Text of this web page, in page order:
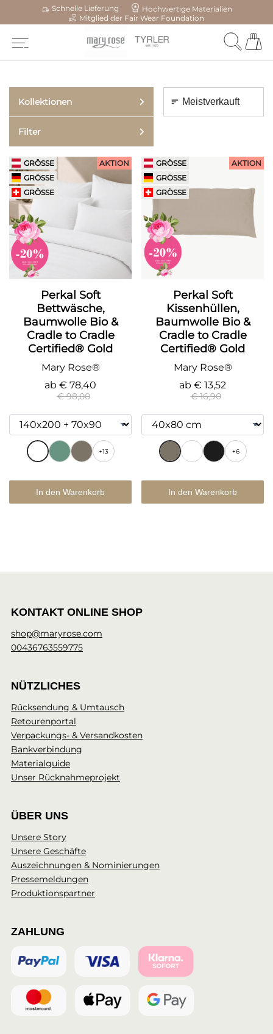
Schnelle Lieferung
Hochwertige Materialien
Mitglied der Fair Wear Foundation
Kollektionen
Filter
GRÖSSE
GRÖSSE
GRÖSSE
Perkal Soft
Bettwäsche,
Baumwolle Bio &
Cradle to Cradle
Certified® Gold
AKTION
Mary Rose®
ab € 78,40
€ 98,00
+13
In den Warenkorb
GRÖSSE
GRÖSSE
GRÖSSE
Perkal Soft
Kissenhüllen,
Baumwolle Bio &
Cradle to Cradle
Certified® Gold
AKTION
Mary Rose®
ab € 13,52
€ 16,90
+6
In den Warenkorb
KONTAKT ONLINE SHOP
shop@maryrose.com
00436763559775
NÜTZLICHES
Rücksendung & Umtausch
Retourenportal
Verpackungs- & Versandkosten
Bankverbindung
Materialguide
Unser Rücknahmeprojekt
ÜBER UNS
Unsere Story
Unsere Geschäfte
Auszeichnungen & Nominierungen
Pressemeldungen
Produktionspartner
ZAHLUNG